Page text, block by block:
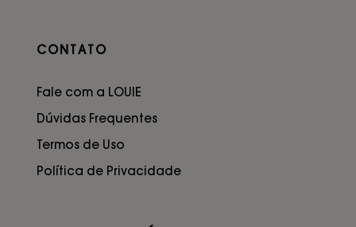
CONTATO
Fale com a LOUIE
Dúvidas Frequentes
Termos de Uso
Política de Privacidade